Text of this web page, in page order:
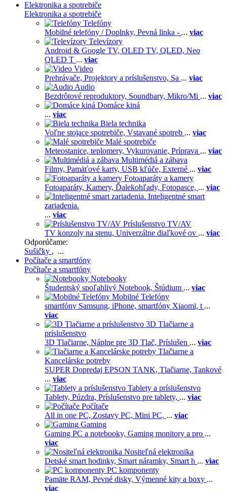
Elektronika a spotrebiče
Elektronika a spotrebiče
Telefóny
Mobilné telefóny / Doplnky, Pevná linka - ... viac
Televízory
Android & Google TV, OLED TV, QLED, Neo
QLED T ... viac
Video
Prehrávače, Projektory a príslušenstvo, Sa ... viac
Audio
Bezdrôtové reproduktory, Soundbary, Mikro/Mi ... viac
Domáce kiná
... viac
Biela technika
Voľne stojace spotrebiče, Vstavané spotreb ... viac
Malé spotrebiče
Meteostanice, teplomery, Vykurovanie, Príprava ... viac
Multimédiá a zábava
Filmy, Pamäťové karty, USB kľúče, Externé ... viac
Fotoaparáty a kamery
Fotoaparáty, Kamery, Ďalekohľady, Fotopasce, ... viac
Inteligentné smart
zariadenia.
... viac
Príslušenstvo TV/AV
TV konzoly na stenu, Univerzálne diaľkové ov ... viac
Odporúčame:
Sušičky , ...
Počítače a smartfóny
Počítače a smartfóny
Notebooky
Študentský spoľahlivý Notebook, Štúdium ... viac
Mobilné Telefóny
smartfóny Samsung, iPhone, smartfóny Xiaomi, t ...
viac
3D Tlačiarne a
príslušenstvo
3D Tlačiarne, Náplne pre 3D Tlač, Príslušen ... viac
Tlačiarne a
Kancelárske potreby
SUPER Dopredaj EPSON TANK, Tlačiarne, Tankové
... viac
Tablety a príslušenstvo
Tablety, Púzdra, Príslušenstvo pre tablety, ... viac
Počítače
All in one PC, Zostavy PC, Mini PC, ... viac
Gaming
Gaming PC a notebooky, Gaming monitory a pro ...
viac
Nositeľná elektronika
Detské smart hodinky, Smart náramky, Smart h ... viac
PC komponenty
Pamäte RAM, Pevné disky, Výmenné kity a boxy ...
viac